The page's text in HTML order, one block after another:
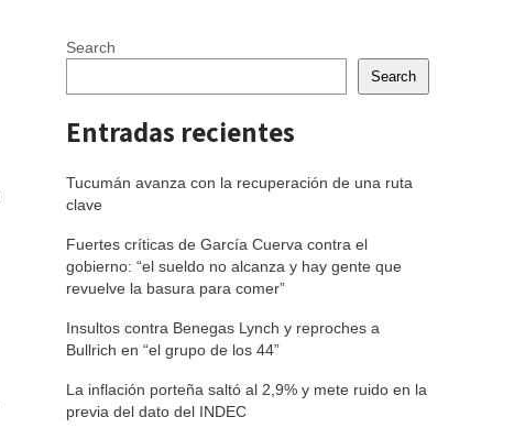
Search
Search
Entradas recientes
Tucumán avanza con la recuperación de una ruta
clave
Fuertes críticas de García Cuerva contra el
gobierno: “el sueldo no alcanza y hay gente que
revuelve la basura para comer”
Insultos contra Benegas Lynch y reproches a
Bullrich en “el grupo de los 44”
La inflación porteña saltó al 2,9% y mete ruido en la
previa del dato del INDEC